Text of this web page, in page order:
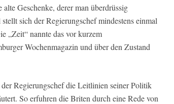
Geschenke, derer man überdrüssig
sich der Regierungschef mindestens einmal
„Zeit“ nannte das vor kurzem
Wochenmagazin und über den Zustand
Regierungschef die Leitlinien seiner Politik
So erfuhren die Briten durch eine Rede von